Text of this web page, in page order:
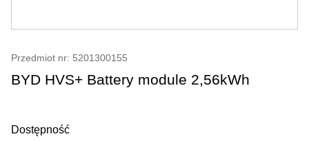
Przedmiot nr: 5201300155
BYD HVS+ Battery module 2,56kWh
Dostępność